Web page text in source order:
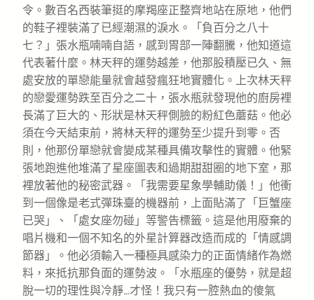
令。數百名西裝筆挺的摩羯座正整齊地站在原地，他們
的鞋子裡裝滿了已經潮濕的淚水。「負百分之八十
七？」張水瓶喃喃自語，感到胃部一陣翻騰，他知道這
代表著什麼。林天秤的運勢越差，他那股積壓已久、無
處安放的單戀能量就會越發瘋狂地實體化。上次林天秤
的戀愛運勢跌至百分之二十，張水瓶就發現他的廚房裡
長滿了巨大的、形狀是林天秤側臉的粉紅色蘑菇。他必
須在今天結束前，將林天秤的運勢至少提升到零。否
則，他那份單戀就會變成某種具備攻擊性的實體。他緊
張地跑進他堆滿了星座圖表和過期甜甜圈的地下室，那
裡放著他的秘密武器。「我需要星象學輔助儀！」他衝
到一個像是老式彈珠臺的機器前，上面貼滿了「巨蟹座
已哭」、「處女座勿碰」等警告標籤。這是他用廢棄的
唱片機和一個不知名的外星計算器改造而成的「情感調
節器」。他必須輸入一種極具感染力的正面情緒作為燃
料，來抵抗那負面的運勢波。「水瓶座的優勢，就是超
脫一切的理性與冷靜…才怪！我只有一腔熱血的傻氣